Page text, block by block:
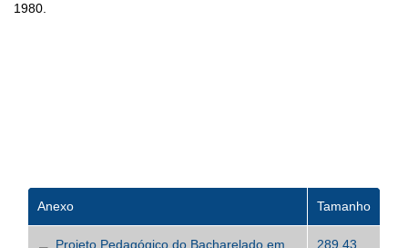
1980.
Anexo Tamanho
Projeto Pedagógico do Bacharelado em
289.43